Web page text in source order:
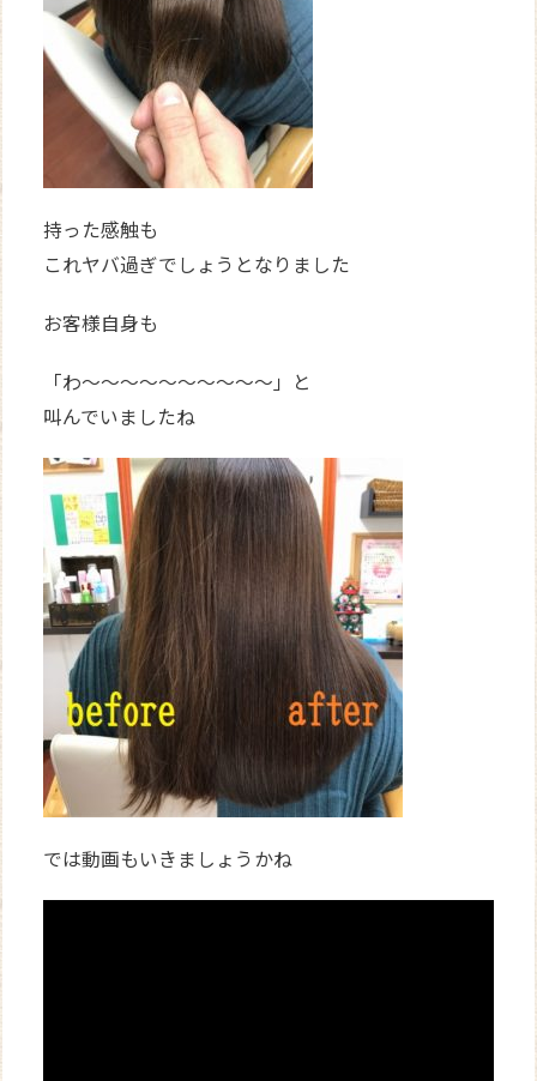
持った感触も
これヤバ過ぎでしょうとなりました
お客様自身も
「わ～～～～～～～～～～」と
叫んでいましたね
では動画もいきましょうかね